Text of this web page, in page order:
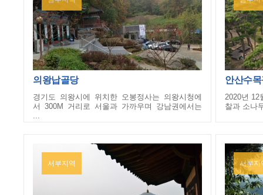
의왕납골당
경기도 의왕시에 위치한 오봉정사는 의왕시청에
서 300M 거리로 서울과 가까우며 강남권에서는
...
서부지역
안산수목
2020년 12
찰과 소나
서부지